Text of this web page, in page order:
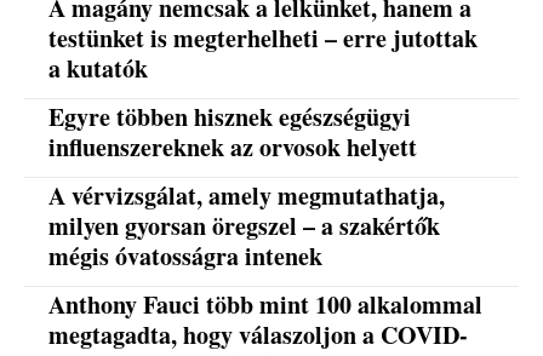
A magány nemcsak a lelkünket, hanem a
testünket is megterhelheti – erre jutottak
a kutatók
Egyre többen hisznek egészségügyi
influenszereknek az orvosok helyett
A vérvizsgálat, amely megmutathatja,
milyen gyorsan öregszel – a szakértők
mégis óvatosságra intenek
Anthony Fauci több mint 100 alkalommal
megtagadta, hogy válaszoljon a COVID-